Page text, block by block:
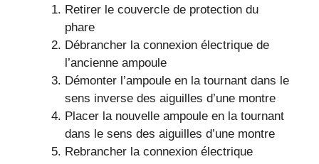
Retirer le couvercle de protection du
phare
Débrancher la connexion électrique de
l’ancienne ampoule
Démonter l’ampoule en la tournant dans le
sens inverse des aiguilles d’une montre
Placer la nouvelle ampoule en la tournant
dans le sens des aiguilles d’une montre
Rebrancher la connexion électrique